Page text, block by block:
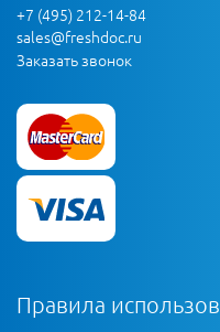
+7 (495) 212-14-84
sales@freshdoc.ru
Заказать звонок
Правила